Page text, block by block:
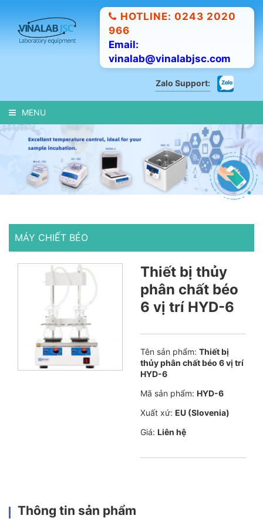
HOTLINE: 0243 2020
966
Email:
vinalab@vinalabjsc.com
Zalo Support:
MENU
MÁY CHIẾT BÉO
Thiết bị thủy
phân chất béo
6 vị trí HYD-6
Tên sản phẩm: Thiết bị
thủy phân chất béo 6 vị trí
HYD-6
Mã sản phẩm: HYD-6
Xuất xứ: EU (Slovenia)
Giá: Liên hệ
Thông tin sản phẩm